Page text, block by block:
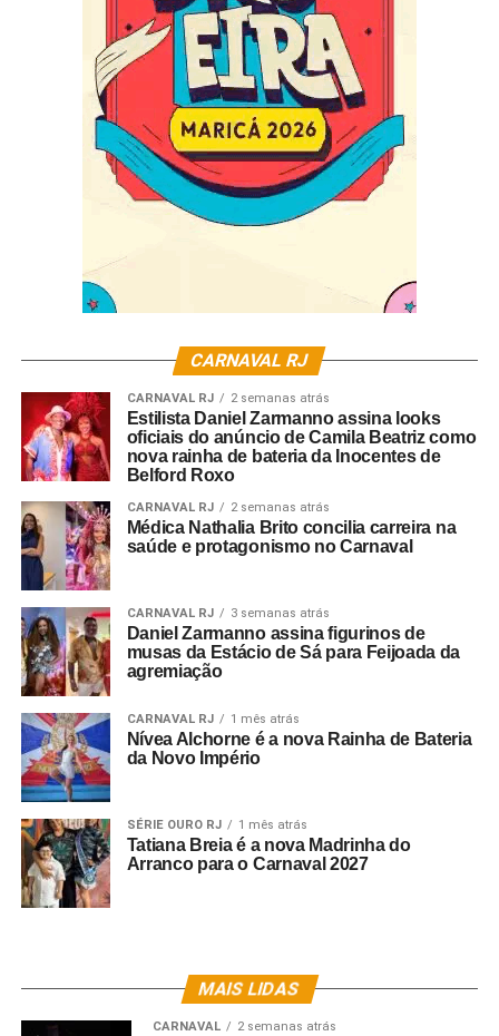
“É um reconhecimento da façanha dos nossos
fundadores, que há quase 100 anos chegaram num
subúrbio ainda em formação e se uniram através da
cultura e da arte e criaram uma instituição cultural
reconhecida internacionalmente. Essa titulação, em
primeiro lugar, é o reconhecimento ao trabalho dessas
pessoas, o que temos hoje é o legado deles. A história
vitoriosa da Portela, dentro das pistas de desfiles ou nas
agremiação pro Rio de Janeiro é muito bonita e tem que
ser conhecida por todos”, enfatiza.
CARNAVAL RJ
CARNAVAL RJ 2 semanas atrás
Estilista Daniel Zarmanno assina looks
oficiais do anúncio de Camila Beatriz como
nova rainha de bateria da Inocentes de
Belford Roxo
CARNAVAL RJ 2 semanas atrás
Médica Nathalia Brito concilia carreira na
saúde e protagonismo no Carnaval
CARNAVAL RJ 3 semanas atrás
Daniel Zarmanno assina figurinos de
musas da Estácio de Sá para Feijoada da
agremiação
CARNAVAL RJ 1 mês atrás
Nívea Alchorne é a nova Rainha de Bateria
da Novo Império
SÉRIE OURO RJ 1 mês atrás
Tatiana Breia é a nova Madrinha do
Arranco para o Carnaval 2027
MAIS LIDAS
CARNAVAL 2 semanas atrás